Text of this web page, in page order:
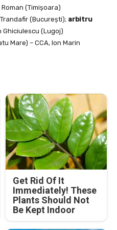
(Timișoara)
(București); arbitru
Ghiciulescu (Lugoj)
Mare) – CCA, Ion Marin
Get Rid Of It
Immediately! These
Plants Should Not
Be Kept Indoor